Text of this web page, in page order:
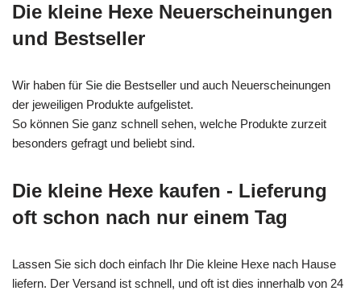
Die kleine Hexe Neuerscheinungen
und Bestseller
Wir haben für Sie die Bestseller und auch Neuerscheinungen
der jeweiligen Produkte aufgelistet.
So können Sie ganz schnell sehen, welche Produkte zurzeit
besonders gefragt und beliebt sind.
Die kleine Hexe kaufen - Lieferung
oft schon nach nur einem Tag
Lassen Sie sich doch einfach Ihr Die kleine Hexe nach Hause
liefern. Der Versand ist schnell, und oft ist dies innerhalb von 24